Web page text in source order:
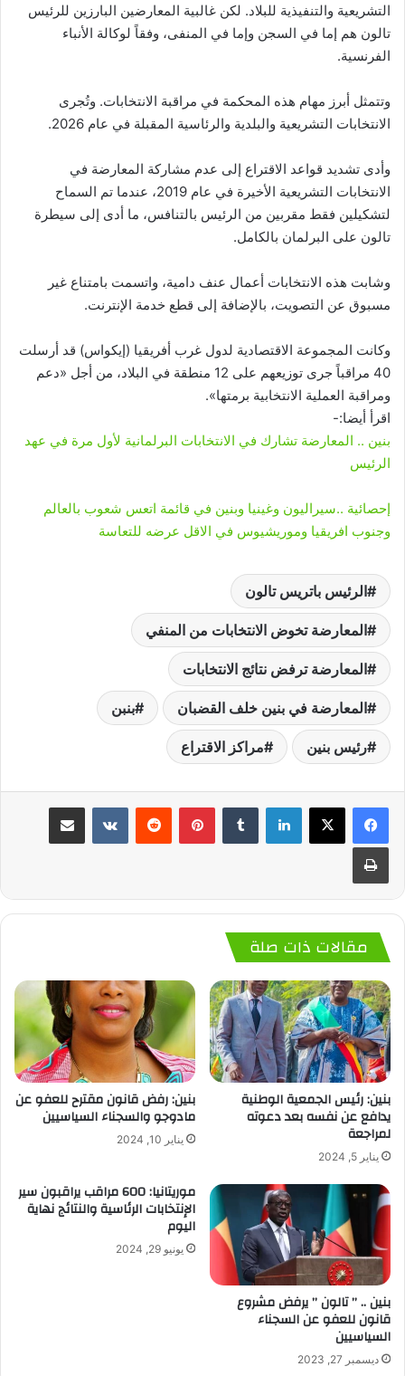
التشريعية والتنفيذية للبلاد. لكن غالبية المعارضين البارزين للرئيس
تالون هم إما في السجن وإما في المنفى، وفقاً لوكالة الأنباء
الفرنسية.
وتتمثل أبرز مهام هذه المحكمة في مراقبة الانتخابات. وتُجرى
الانتخابات التشريعية والبلدية والرئاسية المقبلة في عام 2026.
وأدى تشديد قواعد الاقتراع إلى عدم مشاركة المعارضة في
الانتخابات التشريعية الأخيرة في عام 2019، عندما تم السماح
لتشكيلين فقط مقربين من الرئيس بالتنافس، ما أدى إلى سيطرة
تالون على البرلمان بالكامل.
وشابت هذه الانتخابات أعمال عنف دامية، واتسمت بامتناع غير
مسبوق عن التصويت، بالإضافة إلى قطع خدمة الإنترنت.
وكانت المجموعة الاقتصادية لدول غرب أفريقيا (إيكواس) قد أرسلت
40 مراقباً جرى توزيعهم على 12 منطقة في البلاد، من أجل «دعم
ومراقبة العملية الانتخابية برمتها».
اقرأ أيضا:-
بنين .. المعارضة تشارك في الانتخابات البرلمانية لأول مرة في عهد
الرئيس
إحصائية ..سيراليون وغينيا وبنين في قائمة اتعس شعوب بالعالم
وجنوب افريقيا وموريشيوس في الاقل عرضه للتعاسة
الرئيس باتريس تالون
المعارضة تخوض الانتخابات من المنفي
المعارضة ترفض نتائج الانتخابات
المعارضة في بنين خلف القضبان بنبن
رئيس بنين مراكز الاقتراع
لينكدإن بينتيريست
مقالات ذات صلة
بنين: رئيس الجمعية الوطنية
يدافع عن نفسه بعد دعوته
لمراجعة
يناير 5, 2024
بنين: رفض قانون مقترح للعفو عن
مادوجو والسجناء السياسيين
يناير 10, 2024
بنين .. ” تالون ” يرفض مشروع
قانون للعفو عن السجناء
السياسيين
ديسمبر 27, 2023
موريتانيا: 600 مراقب يراقبون سير
الإنتخابات الرئاسية والنتائج نهاية
اليوم
يونيو 29, 2024